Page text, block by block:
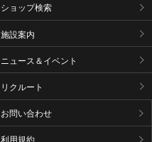
ショップ検索
施設案内
ニュース＆イベント
リクルート
お問い合わせ
利用規約